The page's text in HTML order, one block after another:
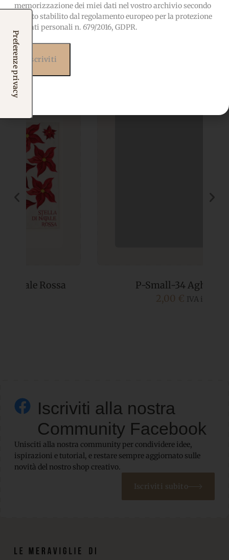
Prodotti correlati
Potrebbero interessarti
P-Small-34 Aghifoglio
Iscriviti alla nostra
Community Facebook
Unisciti alla nostra community per condividere idee,
ispirazioni e tutorial, e restare sempre aggiornato sulle
novità del nostro shop creativo.
Iscriviti subito
memorizzazione dei miei dati nel vostro archivio secondo
quanto stabilito dal regolamento europeo per la protezione
dei dati personali n. 679/2016, GDPR.